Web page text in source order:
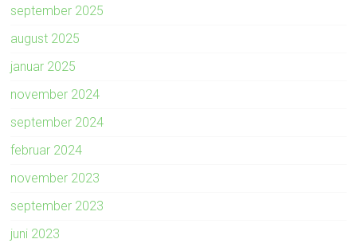
september 2025
august 2025
januar 2025
november 2024
september 2024
februar 2024
november 2023
september 2023
juni 2023